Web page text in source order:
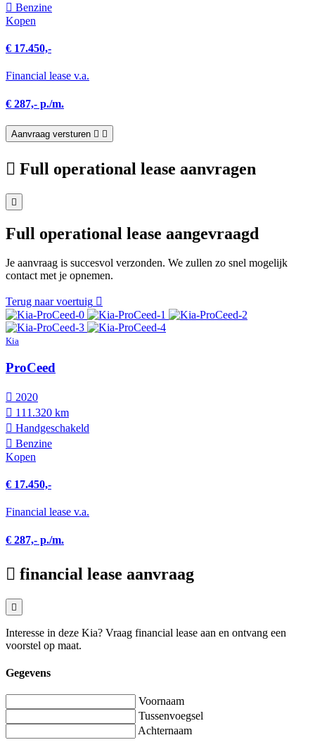
Benzine
Kopen
€ 17.450,-
Financial lease v.a.
€ 287,- p./m.
Aanvraag versturen
Full operational lease aanvragen
Full operational lease aangevraagd
Je aanvraag is succesvol verzonden. We zullen zo snel mogelijk
contact met je opnemen.
Terug naar voertuig
Kia
ProCeed
2020
111.320 km
Hand­geschakeld
Benzine
Kopen
€ 17.450,-
Financial lease v.a.
€ 287,- p./m.
financial lease aanvraag
Interesse in deze Kia? Vraag financial lease aan en ontvang een
voorstel op maat.
Gegevens
Voornaam
Tussenvoegsel
Achternaam